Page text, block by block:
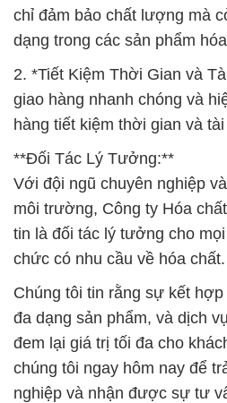
chỉ đảm bảo chất lượng mà
dạng trong các sản phẩm
2. *Tiết Kiệm Thời Gian và
giao hàng nhanh chóng và
hàng tiết kiệm thời gian và
**Đối Tác Lý Tưởng:**
Với đội ngũ chuyên nghiệp
môi trường, Công ty Hóa
tin là đối tác lý tưởng cho
chức có nhu cầu về hóa chất.
Chúng tôi tin rằng sự kết
đa dạng sản phẩm, và dịch
đem lại giá trị tối đa cho
chúng tôi ngay hôm nay để
nghiệp và nhận được sự tư